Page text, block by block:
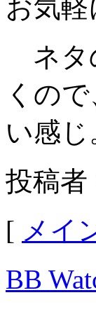
お気
ネタ
くの
い感じ
投稿者
[ メイ
BB